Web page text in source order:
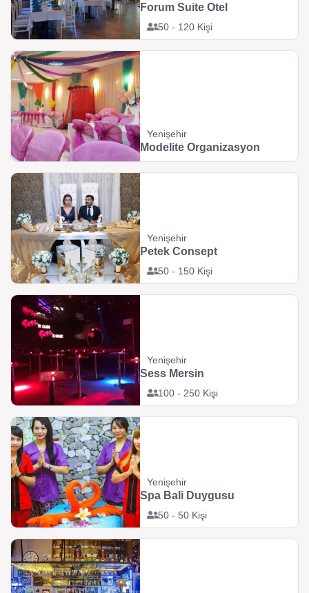
50 - 120 Kişi
Forum Suite Otel
Yenişehir
Modelite Organizasyon
Yenişehir
50 - 150 Kişi
Petek Consept
Yenişehir
100 - 250 Kişi
Sess Mersin
Yenişehir
50 - 50 Kişi
Spa Bali Duygusu